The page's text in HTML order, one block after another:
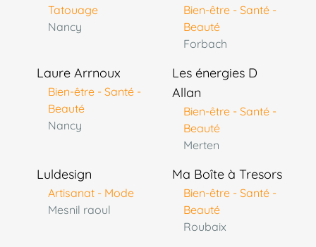
Tatouage
Nancy
Bien-être - Santé -
Beauté
Forbach
Laure Arrnoux
Bien-être - Santé -
Beauté
Nancy
Les énergies D
Allan
Bien-être - Santé -
Beauté
Merten
Luldesign
Artisanat - Mode
Mesnil raoul
Ma Boîte à Tresors
Bien-être - Santé -
Beauté
Roubaix